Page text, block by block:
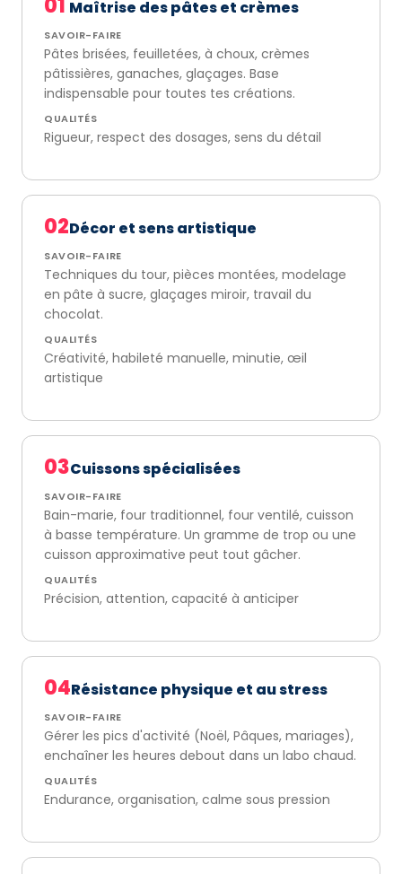
01 Maîtrise des pâtes et crèmes
SAVOIR-FAIRE
Pâtes brisées, feuilletées, à choux, crèmes
pâtissières, ganaches, glaçages. Base
indispensable pour toutes tes créations.
QUALITÉS
Rigueur, respect des dosages, sens du détail
02Décor et sens artistique
SAVOIR-FAIRE
Techniques du tour, pièces montées, modelage
en pâte à sucre, glaçages miroir, travail du
chocolat.
QUALITÉS
Créativité, habileté manuelle, minutie, œil
artistique
03Cuissons spécialisées
SAVOIR-FAIRE
Bain-marie, four traditionnel, four ventilé, cuisson
à basse température. Un gramme de trop ou une
cuisson approximative peut tout gâcher.
QUALITÉS
Précision, attention, capacité à anticiper
04Résistance physique et au stress
SAVOIR-FAIRE
Gérer les pics d'activité (Noël, Pâques, mariages),
enchaîner les heures debout dans un labo chaud.
QUALITÉS
Endurance, organisation, calme sous pression